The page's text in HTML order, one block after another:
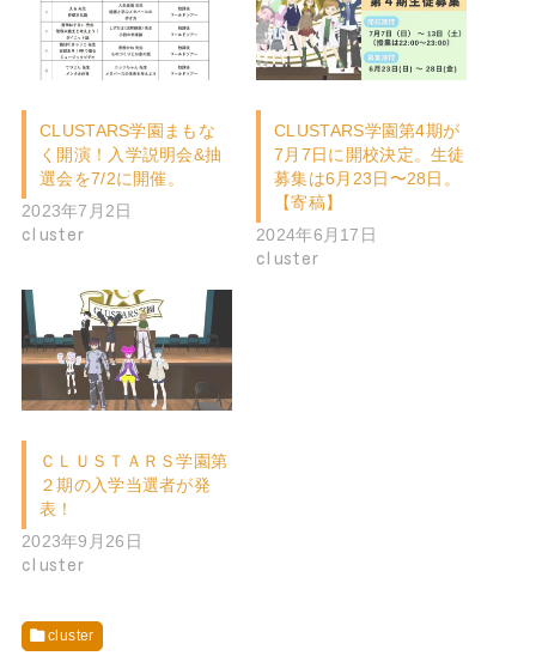
CLUSTARS学園まもな
く開演！入学説明会&抽
選会を7/2に開催。
2023年7月2日
cluster
CLUSTARS学園第4期が
7月7日に開校決定。生徒
募集は6月23日〜28日。
【寄稿】
2024年6月17日
cluster
ＣＬＵＳＴＡＲＳ学園第
２期の入学当選者が発
表！
2023年9月26日
cluster
cluster